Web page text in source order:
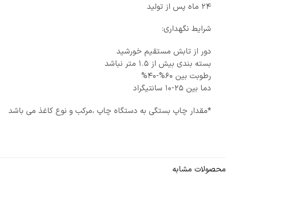
۲۴ ماه پس از تولید
شرایط نگهداری:
دور از تابش مستقیم خورشید
بسته بندی بیش از ۱.۵ متر نباشد
رطوبت بین ۶۰%-۴۰%
دما بین ۲۵-۱۰ سانتیگراد
*مقدار چاپ بستگی به دستگاه چاپ ،مرکب و نوع کاغذ می باشد
محصولات مشابه